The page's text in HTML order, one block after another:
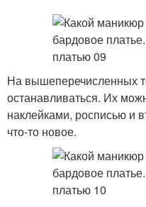
На вышеперечисленных
останавливаться. Их
наклейками, росписью и
что-то новое.